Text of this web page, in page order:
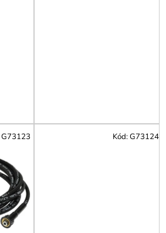
G73123 Kód:G73124